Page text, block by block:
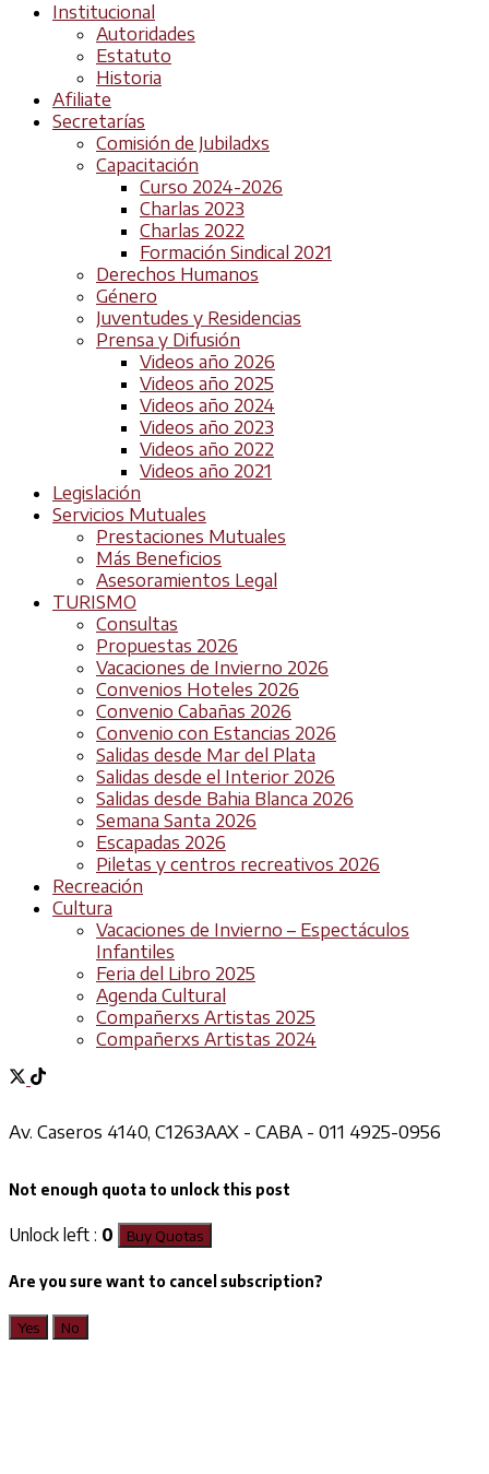
Institucional
Autoridades
Estatuto
Historia
Afiliate
Secretarías
Comisión de Jubiladxs
Capacitación
Curso 2024-2026
Charlas 2023
Charlas 2022
Formación Sindical 2021
Derechos Humanos
Género
Juventudes y Residencias
Prensa y Difusión
Videos año 2026
Videos año 2025
Videos año 2024
Videos año 2023
Videos año 2022
Videos año 2021
Legislación
Servicios Mutuales
Prestaciones Mutuales
Más Beneficios
Asesoramientos Legal
TURISMO
Consultas
Propuestas 2026
Vacaciones de Invierno 2026
Convenios Hoteles 2026
Convenio Cabañas 2026
Convenio con Estancias 2026
Salidas desde Mar del Plata
Salidas desde el Interior 2026
Salidas desde Bahia Blanca 2026
Semana Santa 2026
Escapadas 2026
Piletas y centros recreativos 2026
Recreación
Cultura
Vacaciones de Invierno – Espectáculos
Infantiles
Feria del Libro 2025
Agenda Cultural
Compañerxs Artistas 2025
Compañerxs Artistas 2024
Av. Caseros 4140, C1263AAX - CABA - 011 4925-0956
Not enough quota to unlock this post
Unlock left : 0 Buy Quotas
Are you sure want to cancel subscription?
Yes No